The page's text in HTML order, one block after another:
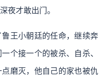
夜才敢出门。
王小朝廷的任命，继续奔
个接一个的被杀、自杀、
磨灭，他自己的家也被仇